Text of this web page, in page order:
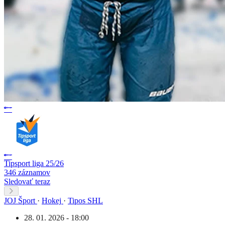
Tipsport liga 25/26
346 záznamov
Sledovať teraz
JOJ Šport · Hokej · Tipos SHL
28. 01. 2026 - 18:00